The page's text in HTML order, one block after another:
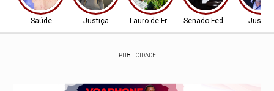
Saúde Justiça Lauro de FreitasSenado Federal Justiça
PUBLICIDADE